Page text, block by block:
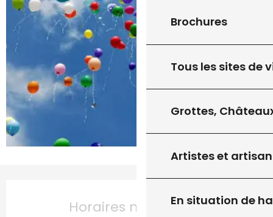
Brochures
Tous les sites de
Grottes,
Artistes et
En situation de
Horaires non définis